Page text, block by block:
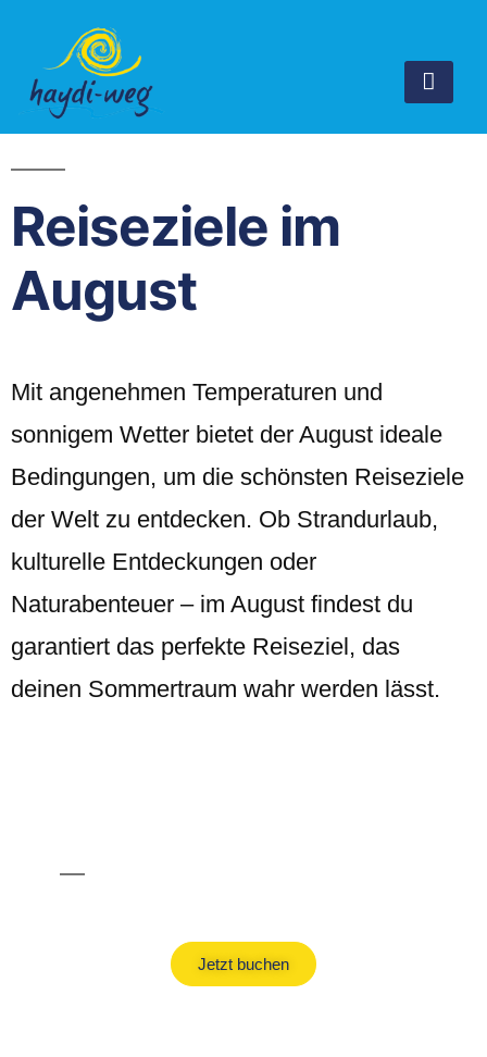
Reiseziele im
August
Mit angenehmen Temperaturen und
sonnigem Wetter bietet der August ideale
Bedingungen, um die schönsten Reiseziele
der Welt zu entdecken. Ob Strandurlaub,
kulturelle Entdeckungen oder
Naturabenteuer – im August findest du
garantiert das perfekte Reiseziel, das
deinen Sommertraum wahr werden lässt.
Jetzt buchen